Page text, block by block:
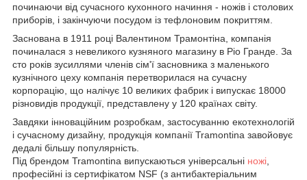
починаючи від сучасного кухонного начиння - ножів і столових
приборів, і закінчуючи посудом із тефлоновим покриттям.
Заснована в 1911 році Валентином Трамонтіна, компанія
починалася з невеликого кузняного магазину в Ріо Гранде. За
сто років зусиллями членів сім'ї засновника з маленького
кузнічного цеху компанія перетворилася на сучасну
корпорацію, що налічує 10 великих фабрик і випускає 18000
різновидів продукції, представлену у 120 країнах світу.
Завдяки інноваційним розробкам, застосуванню екотехнологій
і сучасному дизайну, продукція компанії Tramontina завойовує
дедалі більшу популярність.
Під брендом Tramontina випускаються універсальні ножі
професійні із сертифікатом NSF (з антибактеріальним